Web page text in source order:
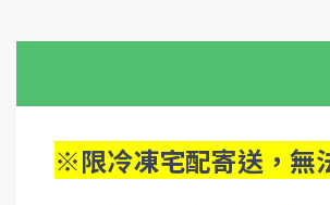
※限冷凍宅配寄送，無